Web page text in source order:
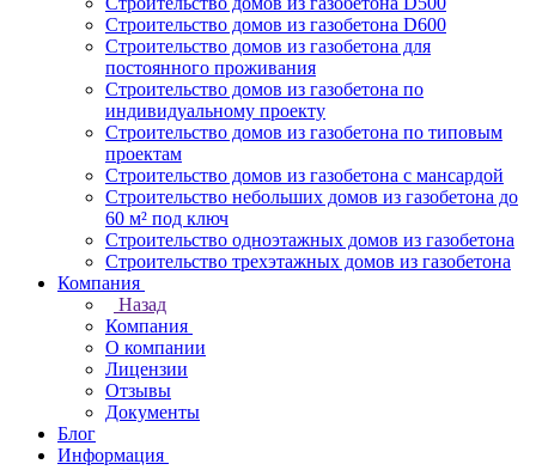
Строительство домов из газобетона D600
Строительство домов из газобетона для
постоянного проживания
Строительство домов из газобетона по
индивидуальному проекту
Строительство домов из газобетона по типовым
проектам
Строительство домов из газобетона с мансардой
Строительство небольших домов из газобетона до
60 м² под ключ
Строительство одноэтажных домов из газобетона
Строительство трехэтажных домов из газобетона
Компания
Назад
Компания
О компании
Лицензии
Отзывы
Документы
Блог
Информация